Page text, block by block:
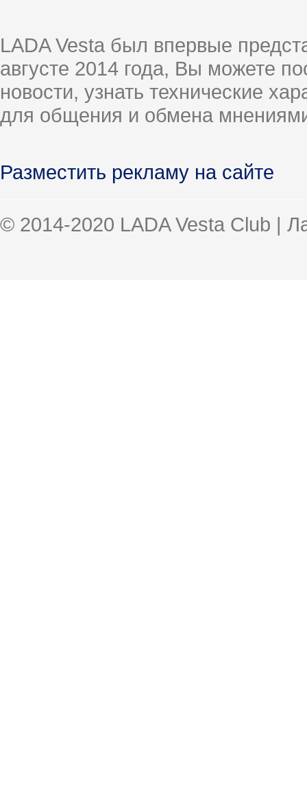
LADA Vesta был впервые
августе 2014 года, Вы можете
новости, узнать технические
для общения и обмена
Разместить рекламу на сайте
© 2014-2020 LADA Vesta Club |